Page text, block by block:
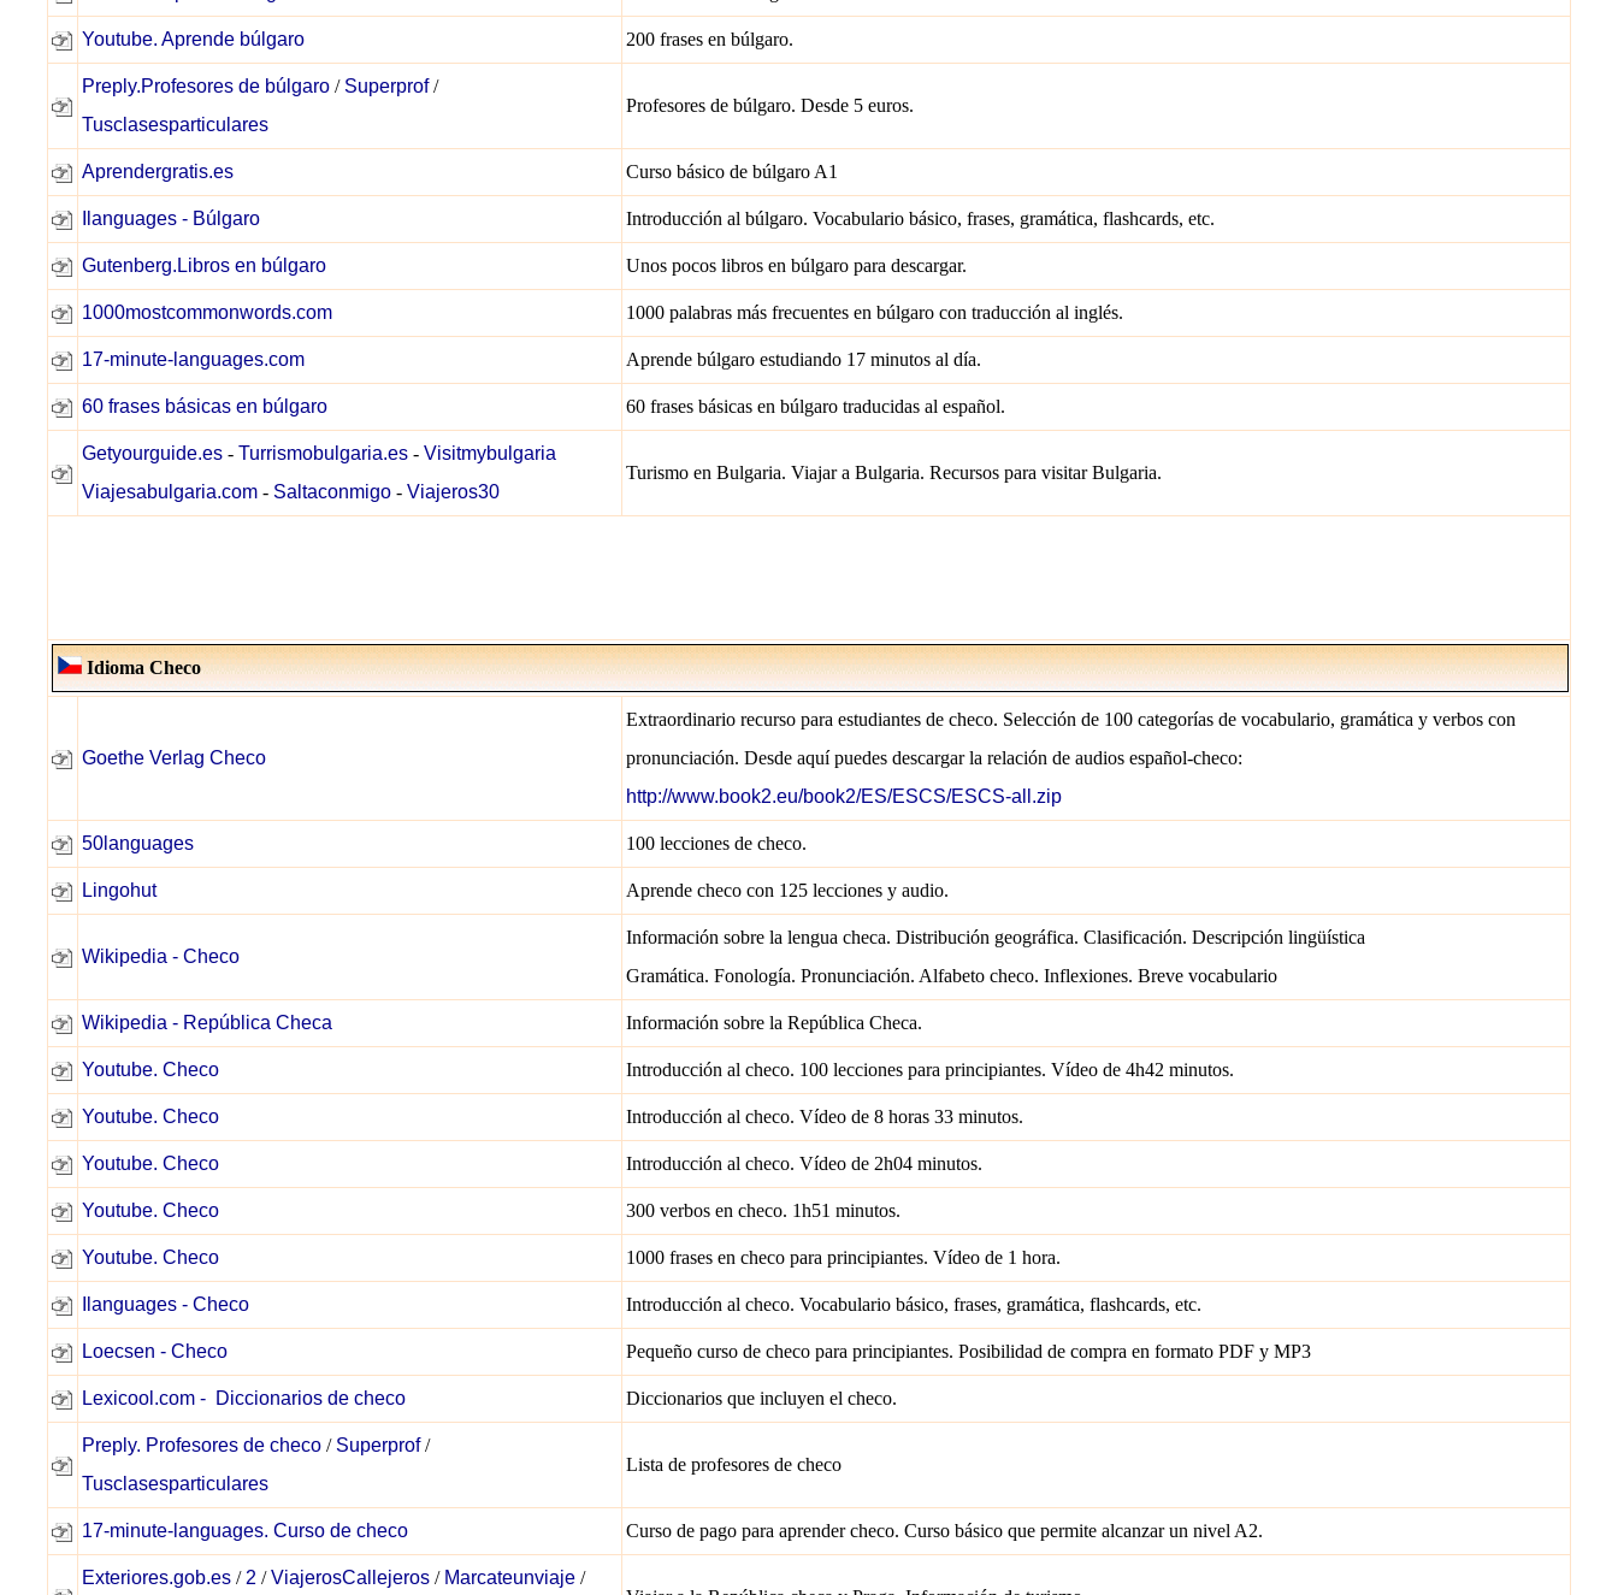
Youtube. Aprende búlgaro 200 frases en búlgaro.
Preply.Profesores de búlgaro / Superprof/
Tusclasesparticulares
Profesores de búlgaro. Desde 5 euros.
Aprendergratis.es Curso básico de búlgaro A1
Ilanguages - Búlgaro Introducción al búlgaro. Vocabulario básico, frases, gramática, flashcards, etc.
Gutenberg.Libros en búlgaro Unos pocos libros en búlgaro para descargar.
1000mostcommonwords.com 1000 palabras más frecuentes en búlgaro con traducción al inglés.
17-minute-languages.com Aprende búlgaro estudiando 17 minutos al día.
60 frases básicas en búlgaro 60 frases básicas en búlgaro traducidas al español.
Getyourguide.es - Turrismobulgaria.es - Visitmybulgaria
Viajesabulgaria.com - Saltaconmigo - Viajeros30
Turismo en Bulgaria. Viajar a Bulgaria. Recursos para visitar Bulgaria.
Idioma Checo
Goethe Verlag Checo
Extraordinario recurso para estudiantes de checo. Selección de 100 categorías de vocabulario, gramática y verbos con
pronunciación. Desde aquí puedes descargar la relación de audios español-checo:
http://www.book2.eu/book2/ES/ESCS/ESCS-all.zip
50languages 100 lecciones de checo.
Lingohut Aprende checo con 125 lecciones y audio.
Wikipedia - Checo
Información sobre la lengua checa. Distribución geográfica. Clasificación. Descripción lingüística
Gramática. Fonología. Pronunciación. Alfabeto checo. Inflexiones. Breve vocabulario
Wikipedia - República Checa Información sobre la República Checa.
Youtube. Checo Introducción al checo. 100 lecciones para principiantes. Vídeo de 4h42 minutos.
Youtube. Checo Introducción al checo. Vídeo de 8 horas 33 minutos.
Youtube. Checo Introducción al checo. Vídeo de 2h04 minutos.
Youtube. Checo 300 verbos en checo. 1h51 minutos.
Youtube. Checo 1000 frases en checo para principiantes. Vídeo de 1 hora.
Ilanguages - Checo Introducción al checo. Vocabulario básico, frases, gramática, flashcards, etc.
Loecsen - Checo Pequeño curso de checo para principiantes. Posibilidad de compra en formato PDF y MP3
Lexicool.com - Diccionarios de checo Diccionarios que incluyen el checo.
Preply. Profesores de checo / Superprof/
Tusclasesparticulares
Lista de profesores de checo
17-minute-languages. Curso de checo Curso de pago para aprender checo. Curso básico que permite alcanzar un nivel A2.
Exteriores.gob.es / 2 /ViajerosCallejeros / Marcateunviaje /